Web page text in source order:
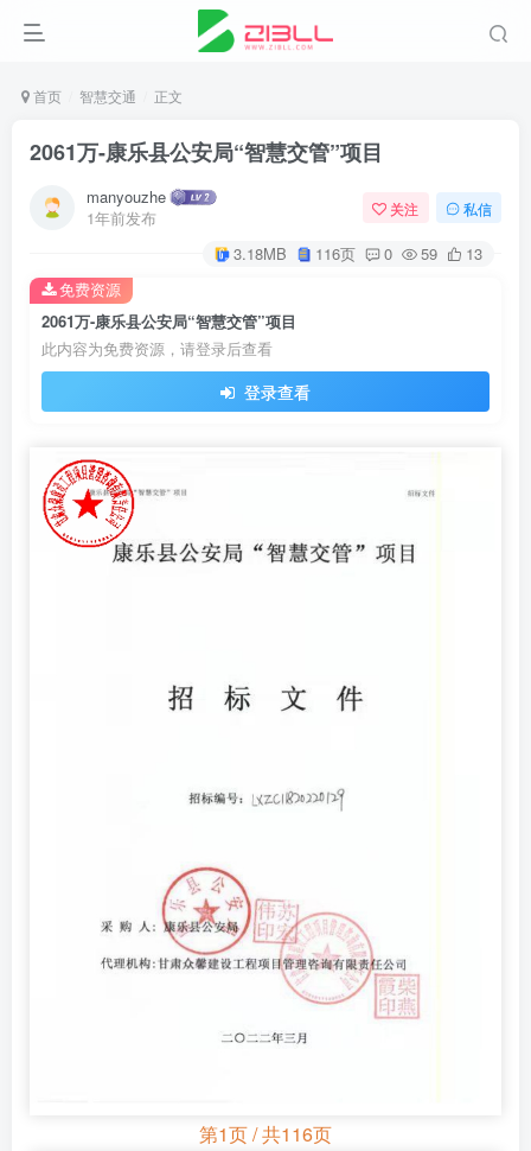
首页 智慧交通 正文
2061万-康乐县公安局“智慧交管”项目
manyouzhe
1年前发布
关注 私信
3.18MB 116页 0 59 13
2061万-康乐县公安局“智慧交管”项目
此内容为免费资源，请登录后查看
登录查看
免费资源
第1页 / 共116页